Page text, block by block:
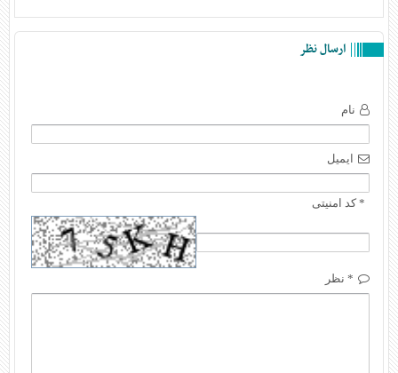
ارسال نظر
نام
ایمیل
* کد امنیتی
* نظر